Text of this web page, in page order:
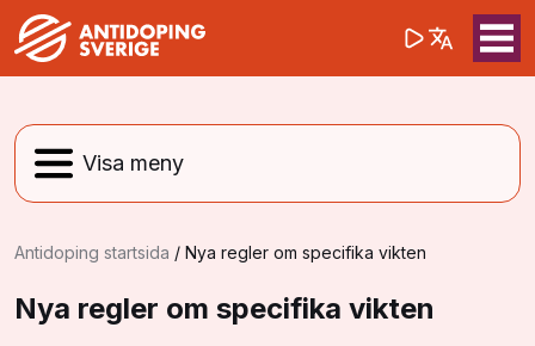
Sök på(opens in a
Antidoping startsida / Nya regler om specifika vikten
Nya regler om specifika vikten